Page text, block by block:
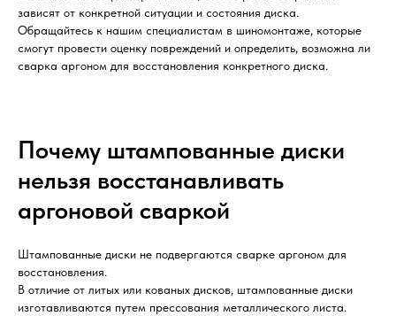
зависят от конкретной ситуации и состояния диска.
Обращайтесь к нашим специалистам в шиномонтаже, которые
смогут провести оценку повреждений и определить, возможна ли
сварка аргоном для восстановления конкретного диска.
Почему штампованные диски
нельзя восстанавливать
аргоновой сваркой
Штампованные диски не подвергаются сварке аргоном для
восстановления.
В отличие от литых или кованых дисков, штампованные диски
изготавливаются путем прессования металлического листа.